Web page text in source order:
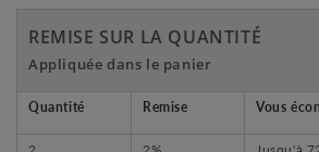
REMISE SUR LA QUANTITÉ
Appliquée dans le panier
Quantité Remise Vous